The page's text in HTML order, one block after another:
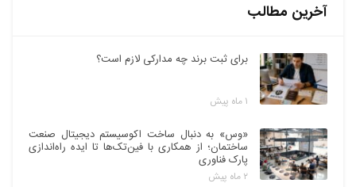
آخرین مطالب
برای ثبت برند چه مدارکی لازم است؟
۱ ماه پیش
«وس» به دنبال ساخت اکوسیستم دیجیتال صنعت
ساختمان؛ از همکاری با فین‌تک‌ها تا ایده راه‌اندازی
پارک فناوری
۲ ماه پیش